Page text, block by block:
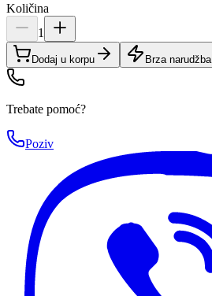
Količina
1
Dodaj u korpu Brza narudžba
Trebate pomoć?
Poziv